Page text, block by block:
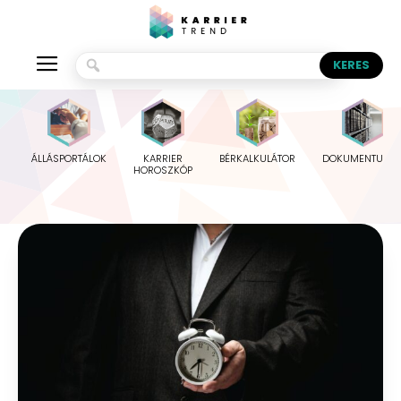
ÁLLÁSPORTÁLOK
KARRIER
HOROSZKÓP
BÉRKALKULÁTOR